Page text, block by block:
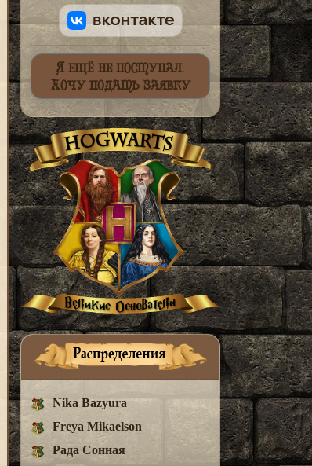
Я ещё не поступал.
Хочу подать заявку
Nika Bazyura
Freya Mikaelson
Рада Сонная